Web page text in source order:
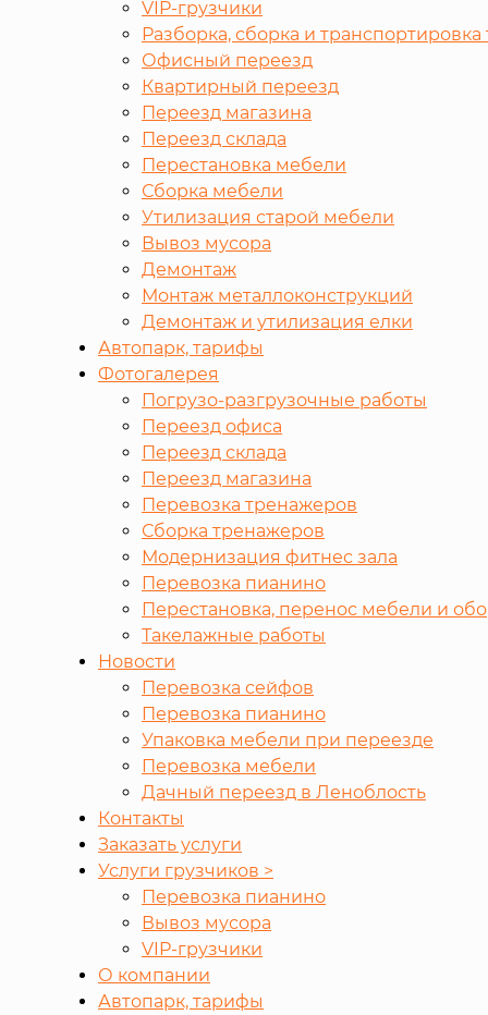
VIP-грузчики
Разборка, сборка и
Офисный переезд
Квартирный переезд
Переезд магазина
Переезд склада
Перестановка мебели
Сборка мебели
Утилизация старой мебели
Вывоз мусора
Демонтаж
Монтаж металлоконструкций
Демонтаж и утилизация елки
Автопарк, тарифы
Фотогалерея
Погрузо-разгрузочные работы
Переезд офиса
Переезд склада
Переезд магазина
Перевозка тренажеров
Сборка тренажеров
Модернизация фитнес зала
Перевозка пианино
Перестановка, перенос мебели и
Такелажные работы
Новости
Перевозка сейфов
Перевозка пианино
Упаковка мебели при переезде
Перевозка мебели
Дачный переезд в Леноблость
Контакты
Заказать услуги
Услуги грузчиков >
Перевозка пианино
Вывоз мусора
VIP-грузчики
О компании
Автопарк, тарифы